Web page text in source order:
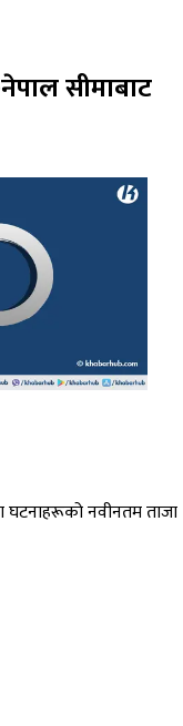
सीमाबाट
घटनाहरूको नवीनतम ताजा